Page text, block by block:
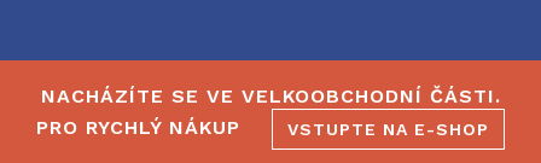
NACHÁZÍTE SE VE VELKOOBCHODNÍ ČÁSTI.
PRO RYCHLÝ NÁKUP
VSTUPTE NA E-SHOP